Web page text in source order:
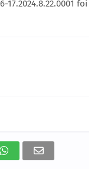
17.2024.8.22.0001 foi